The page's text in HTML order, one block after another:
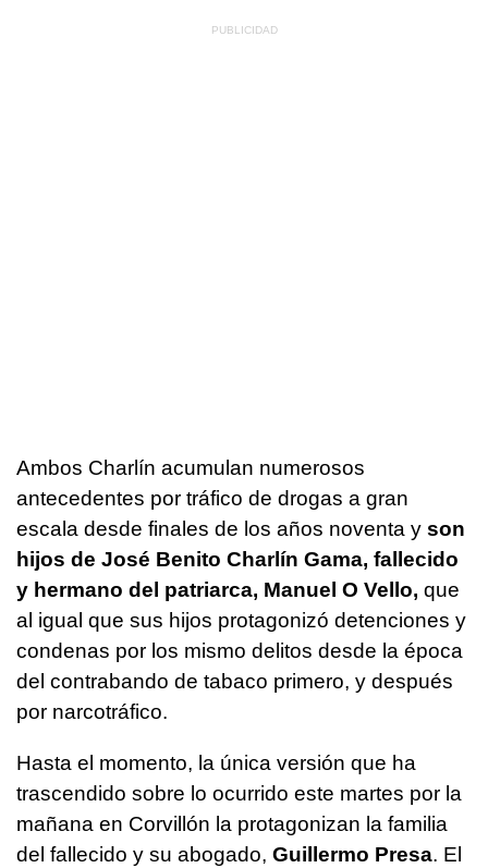
Ambos Charlín acumulan numerosos
antecedentes por tráfico de drogas a gran
escala desde finales de los años noventa y son
hijos de José Benito Charlín Gama, fallecido
y hermano del patriarca, Manuel O Vello, que
al igual que sus hijos protagonizó detenciones y
condenas por los mismo delitos desde la época
del contrabando de tabaco primero, y después
por narcotráfico.
Hasta el momento, la única versión que ha
trascendido sobre lo ocurrido este martes por la
mañana en Corvillón la protagonizan la familia
del fallecido y su abogado, Guillermo Presa. El